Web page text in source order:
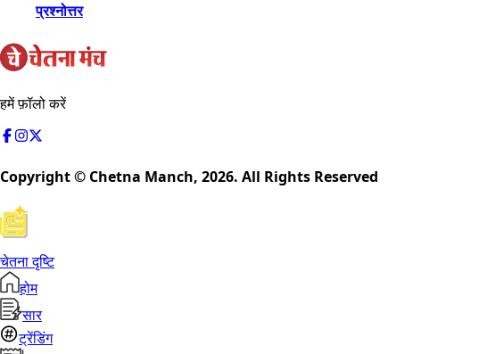
प्रश्नोत्तर
हमें फ़ॉलो करें
Copyright © Chetna Manch, 2026. All Rights Reserved
चेतना दृष्टि
होम
सार
ट्रेंडिंग